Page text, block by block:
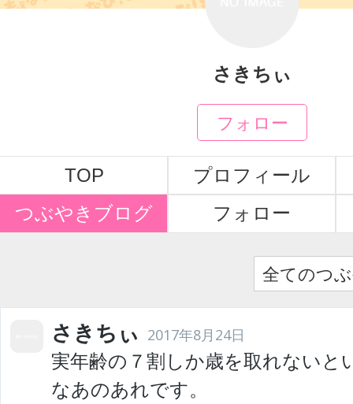
さきちぃ
フォロー
TOP
プロフィール
つぶやきブログ
フォロー
全てのつ
さきちぃ 2017年8月24日
実年齢の７割しか歳を取れないと
なあのあれです。